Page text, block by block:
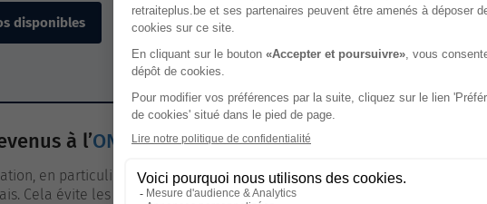
disponibles
à l’ONP ?
en particulier l’obtention de nouveaux revenus, doit être déclaré à
Cela évite les mauvaises surprises et garantit que le montant de la